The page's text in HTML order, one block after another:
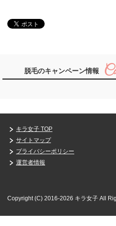
脱毛のキャンペーン情報
キラ女子 TOP
サイトマップ
プライバシーポリシー
運営者情報
Copyright (C) 2016-2026 キラ女子 All